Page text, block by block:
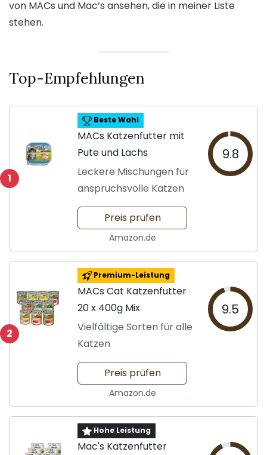
von MACs und Mac’s ansehen, die in meiner Liste
stehen.
Top-Empfehlungen
1
Beste Wahl
MACs Katzenfutter mit
Pute und Lachs
Leckere Mischungen für
anspruchsvolle Katzen
9.8
Preis prüfen
Amazon.de
2
Premium-Leistung
MACs Cat Katzenfutter
20 x 400g Mix
Vielfältige Sorten für alle
Katzen
9.5
Preis prüfen
Amazon.de
Hohe Leistung
Mac's Katzenfutter